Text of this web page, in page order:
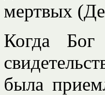
мертвых
Когда
была